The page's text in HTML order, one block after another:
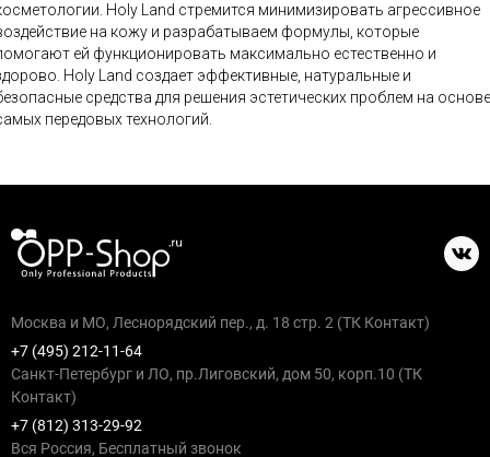
Holy Land стремится минимизировать агрессивное
на кожу и разрабатываем формулы, которые
ей функционировать максимально естественно и
Holy Land создает эффективные, натуральные и
средства для решения эстетических проблем на основе
передовых технологий.
Москва и МО, Леснорядский пер., д. 18 стр. 2 (ТК Контакт)
+7 (495) 212-11-64
Санкт-Петербург и ЛО, пр.Лиговский, дом 50, корп.10 (ТК
Контакт)
+7 (812) 313-29-92
Вся Россия, Бесплатный звонок